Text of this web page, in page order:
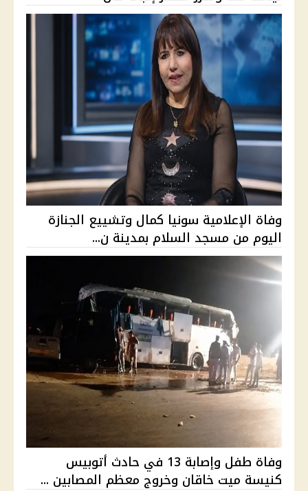
وفاة الإعلامية سونيا كمال وتشييع الجنازة
اليوم من مسجد السلام بمدينة ن...
وفاة طفل وإصابة 13 في حادث أتوبيس
كنيسة ميت خاقان وخروج معظم المصابين ...